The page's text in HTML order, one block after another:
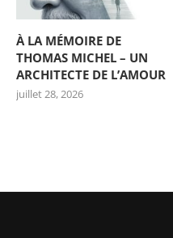
À LA MÉMOIRE DE
THOMAS MICHEL – UN
ARCHITECTE DE L’AMOUR
juillet 28, 2026